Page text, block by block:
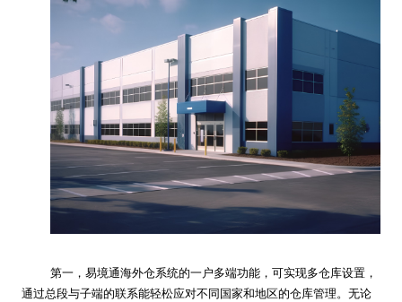
第一，易境通海外仓系统的一户多端功能，可实现多仓库设置，
通过总段与子端的联系能轻松应对不同国家和地区的仓库管理。无论